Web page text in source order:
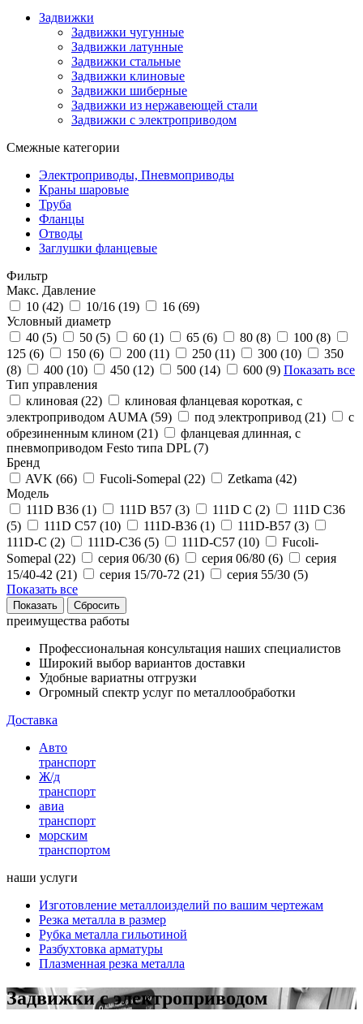
Задвижки
Задвижки чугунные
Задвижки латунные
Задвижки стальные
Задвижки клиновые
Задвижки шиберные
Задвижки из нержавеющей стали
Задвижки с электроприводом
Смежные категории
Электроприводы, Пневмоприводы
Краны шаровые
Труба
Фланцы
Отводы
Заглушки фланцевые
Фильтр
Макс. Давление
10 (42) 10/16 (19) 16 (69)
Условный диаметр
40 (5) 50 (5) 60 (1) 65 (6) 80 (8) 100 (8)
125 (6) 150 (6) 200 (11) 250 (11) 300 (10)
350
(8) 400 (10) 450 (12) 500 (14) 600 (9) Показать все
Тип управления
клиновая (22)
клиновая фланцевая короткая, с
электроприводом AUMA (59) под электропривод (21)
с
обрезиненным клином (21)
фланцевая длинная, с
пневмоприводом Festo типа DPL (7)
Бренд
AVK (66) Fucoli-Somepal (22) Zetkama (42)
Модель
111D B36 (1) 111D B57 (3) 111D C (2)
111D C36
(5) 111D C57 (10) 111D-B36 (1) 111D-B57 (3)
111D-C (2) 111D-C36 (5) 111D-C57 (10)
Fucoli-
Somepal (22) серия 06/30 (6) серия 06/80 (6)
серия
15/40-42 (21) серия 15/70-72 (21) серия 55/30 (5)
Показать все
преимущества работы
Профессиональная консультация наших специалистов
Широкий выбор вариантов доставки
Удобные вариатны отгрузки
Огромный спектр услуг по металлообработки
Доставка
Авто
транспорт
Ж/д
транспорт
авиа
транспорт
морским
транспортом
наши услуги
Изготовление металлоизделий по вашим чертежам
Резка металла в размер
Рубка металла гильотиной
Разбухтовка арматуры
Плазменная резка металла
Задвижки с электроприводом